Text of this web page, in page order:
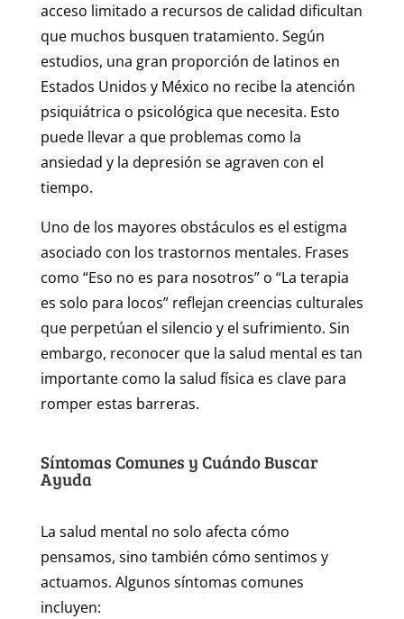
acceso limitado a recursos de calidad dificultan
que muchos busquen tratamiento. Según
estudios, una gran proporción de latinos en
Estados Unidos y México no recibe la atención
psiquiátrica o psicológica que necesita. Esto
puede llevar a que problemas como la
ansiedad y la depresión se agraven con el
tiempo.
Uno de los mayores obstáculos es el estigma
asociado con los trastornos mentales. Frases
como “Eso no es para nosotros” o “La terapia
es solo para locos” reflejan creencias culturales
que perpetúan el silencio y el sufrimiento. Sin
embargo, reconocer que la salud mental es tan
importante como la salud física es clave para
romper estas barreras.
Síntomas Comunes y Cuándo Buscar
Ayuda
La salud mental no solo afecta cómo
pensamos, sino también cómo sentimos y
actuamos. Algunos síntomas comunes
incluyen: